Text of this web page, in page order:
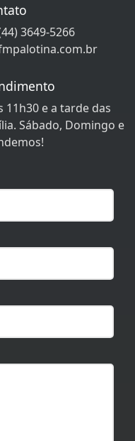
3649-5266
11h30 e a tarde das
Sábado, Domingo e